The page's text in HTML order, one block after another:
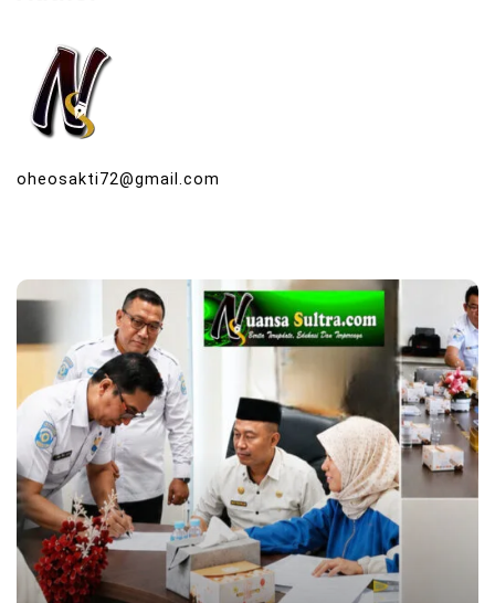
oheosakti72@gmail.com